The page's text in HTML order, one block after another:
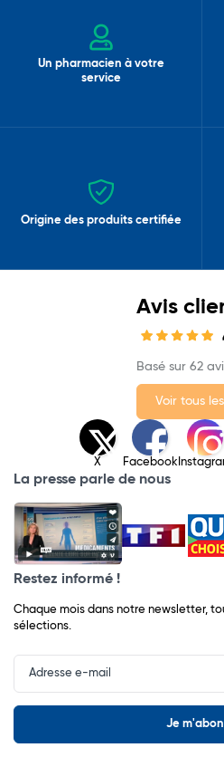
Un pharmacien à votre
service
Origine des produits certifiée
Avis
Basé sur 62
Voir tous
X Facebook
La presse parle de nous
Restez informé !
Chaque mois dans notre newsletter,
sélections.
Input
Newsletter